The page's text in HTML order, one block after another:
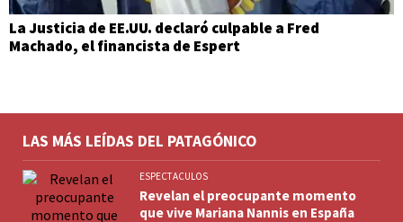
La Justicia de EE.UU. declaró culpable a Fred
Machado, el financista de Espert
LAS MÁS LEÍDAS DEL PATAGÓNICO
ESPECTACULOS
Revelan el preocupante momento
que vive Mariana Nannis en España